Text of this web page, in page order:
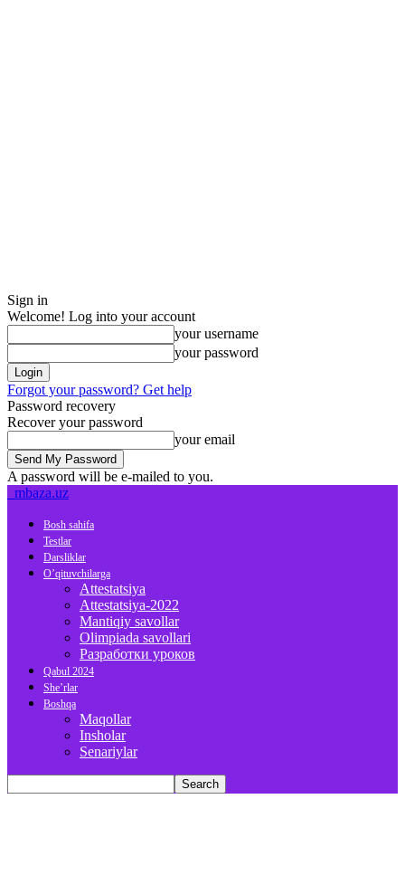
Sign in
Welcome! Log into your account
your username
your password
Forgot your password? Get help
Password recovery
Recover your password
your email
A password will be e-mailed to you.
mbaza.uz
Bosh sahifa
Testlar
Darsliklar
O’qituvchilarga
Attestatsiya
Attestatsiya-2022
Mantiqiy savollar
Olimpiada savollari
Разработки уроков
Qabul 2024
She’rlar
Boshqa
Maqollar
Insholar
Senariylar